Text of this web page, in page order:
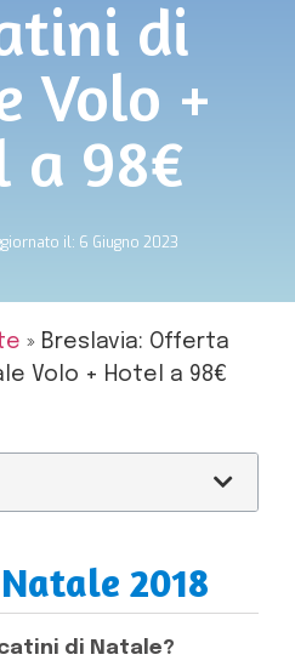
di
Volo +
a 98€
il: 6 Giugno 2023
» Breslavia: Offerta
Volo + Hotel a 98€
2018
di Natale?